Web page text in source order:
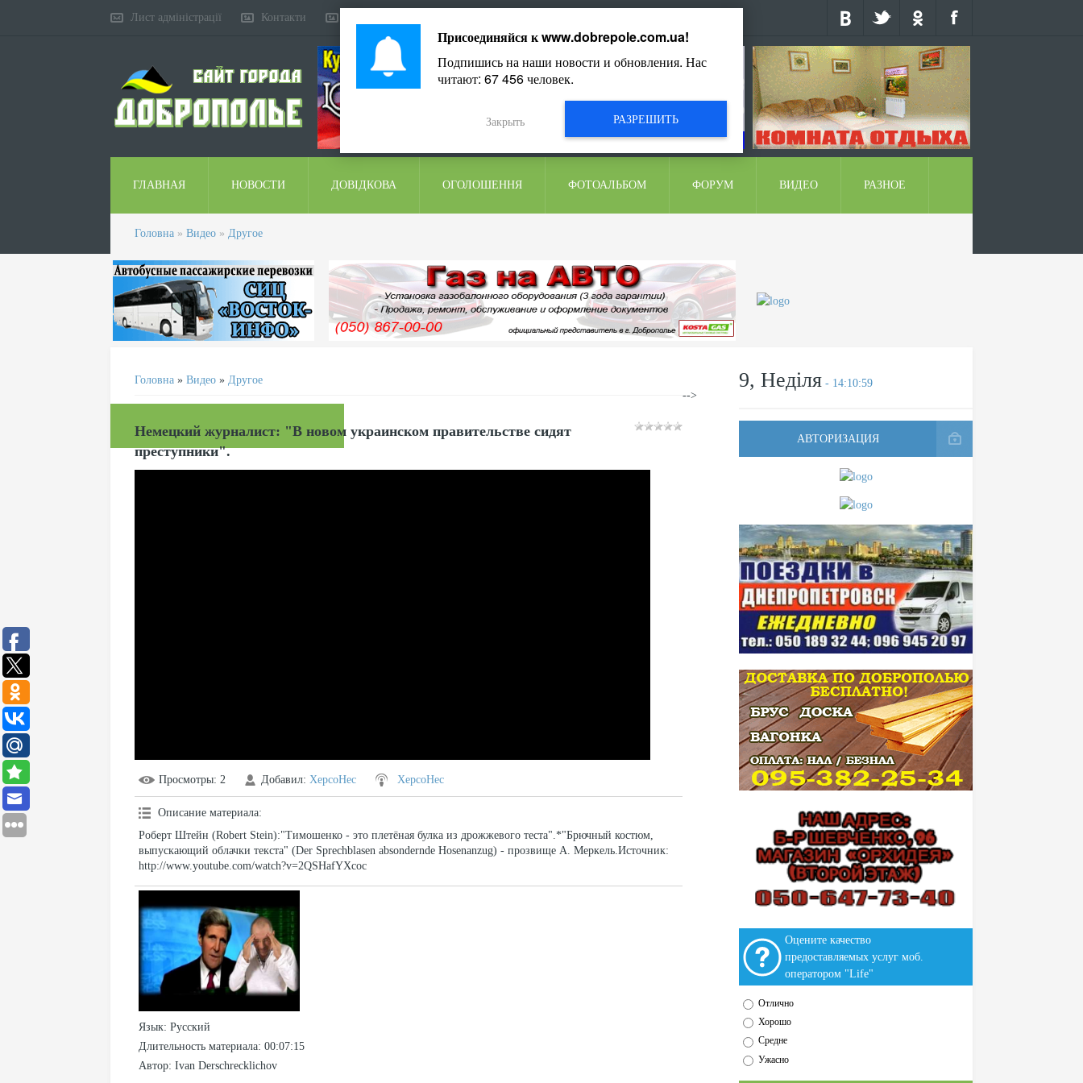
Лист адміністрації Контакти
ГЛАВНАЯ НОВОСТИ ДОВІДКОВА ОГОЛОШЕННЯ ФОТОАЛЬБОМ ФОРУМ ВИДЕО РАЗНОЕ
Головна » Видео » Другое
Головна » Видео » Другое
Немецкий журналист: "В новом украинском правительстве сидят
преступники".
Просмотры: 2 Добавил: XepcoHec XepcoHec
Описание материала:
Роберт Штейн (Robert Stein):"Тимошенко - это плетёная булка из дрожжевого теста".*"Брючный костюм,
выпускающий облачки текста" (Der Sprechblasen absondernde Hosenanzug) - прозвище А. Меркель.Источник:
http://www.youtube.com/watch?v=2QSHafYXcoc
Язык: Русский
Длительность материала: 00:07:15
Автор: Ivan Derschrecklichov
9, Неділя - 14:10:59
АВТОРИЗАЦИЯ
Оцените качество
предоставляемых услуг моб.
оператором "Life"
Отлично
Хорошо
Средне
Ужасно
-->
Присоединяйся кwww.dobrepole.com.ua!
Подпишись на наши новости и обновления. Нас
читают: 67 456человек.
РАЗРЕШИТЬ
Закрыть